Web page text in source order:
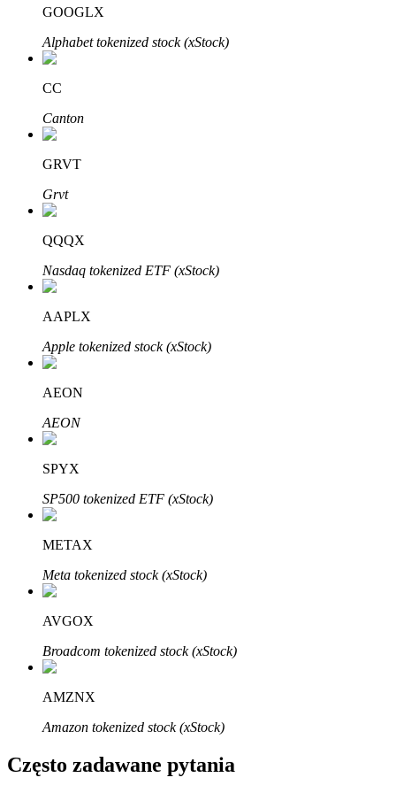
Automatyczna inwestycja
Zdobądź długoterminowy zysk i elastyczne zainteresowania
Naucz się stakingu
Dowiedz się, jak uzyskać dochód pasywny
Bitrue
Bitruści Partnerzy
Afiliaci Bitrue
Aż do 65% prowizji!
GOOGLX
Alphabet tokenized stock (xStock)
CC
Canton
GRVT
Grvt
QQQX
Nasdaq tokenized ETF (xStock)
AAPLX
Apple tokenized stock (xStock)
AEON
AEON
SPYX
SP500 tokenized ETF (xStock)
METAX
Meta tokenized stock (xStock)
AVGOX
Broadcom tokenized stock (xStock)
AMZNX
Amazon tokenized stock (xStock)
Często zadawane pytania